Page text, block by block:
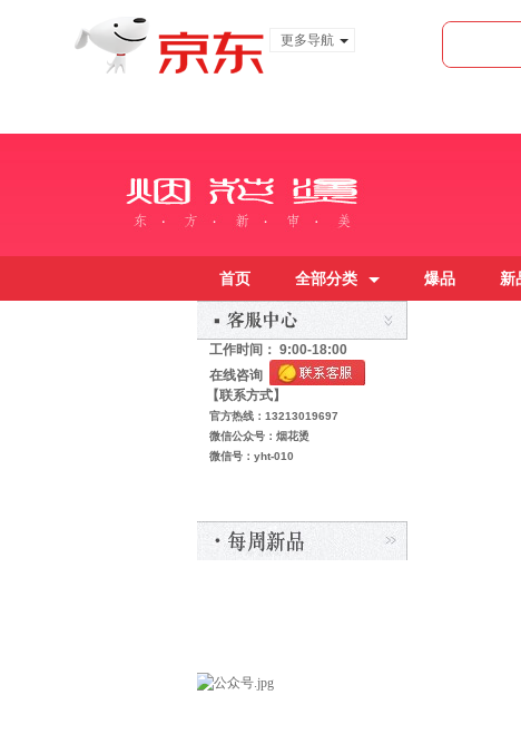
更多导航
首页 全部分类 爆品 新
工作时间： 9:00-18:00
在线咨询
【联系方式】
官方热线：13213019697
微信公众号：烟花烫
微信号：yht-010